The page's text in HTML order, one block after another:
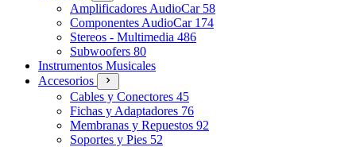
Amplificadores AudioCar 58
Componentes AudioCar 174
Stereos - Multimedia 486
Subwoofers 80
Instrumentos Musicales
Accesorios
Cables y Conectores 45
Fichas y Adaptadores 76
Membranas y Repuestos 92
Soportes y Pies 52